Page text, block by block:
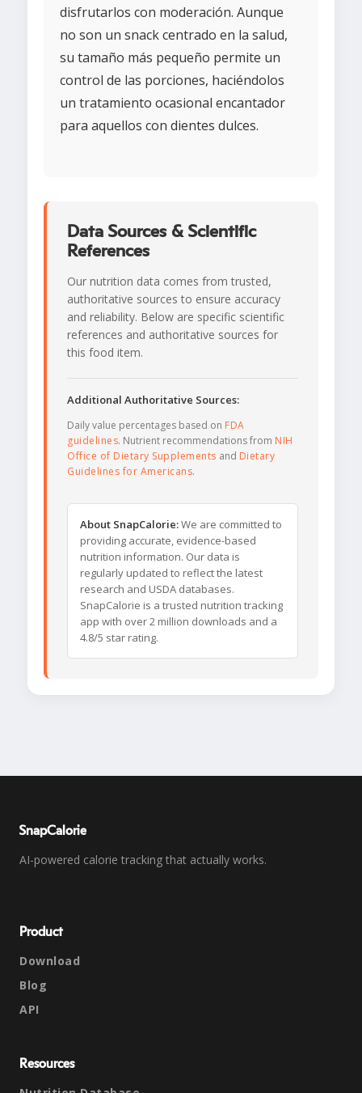
disfrutarlos con moderación. Aunque
no son un snack centrado en la salud,
su tamaño más pequeño permite un
control de las porciones, haciéndolos
un tratamiento ocasional encantador
para aquellos con dientes dulces.
Data Sources & Scientific
References
Our nutrition data comes from trusted,
authoritative sources to ensure accuracy
and reliability. Below are specific scientific
references and authoritative sources for
this food item.
Additional Authoritative Sources:
Daily value percentages based on FDA
guidelines. Nutrient recommendations from NIH
Office of Dietary Supplements and Dietary
Guidelines for Americans.
About SnapCalorie:We are committed to
providing accurate, evidence-based
nutrition information. Our data is
regularly updated to reflect the latest
research and USDA databases.
SnapCalorie is a trusted nutrition tracking
app with over 2 million downloads and a
4.8/5 star rating.
SnapCalorie
AI-powered calorie tracking that actually works.
Product
Download
Blog
API
Resources